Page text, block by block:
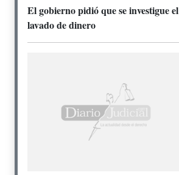
El gobierno pidió que se investigue el
lavado de dinero